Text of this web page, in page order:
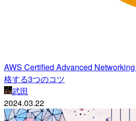
AWS Certified Advanced
格する3つのコツ
武田
2024.03.22